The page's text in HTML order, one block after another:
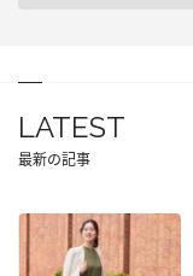
LATEST
最新の記事